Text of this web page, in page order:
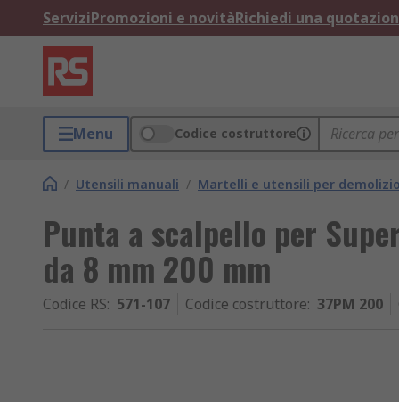
ServiziPromozioni e novitàRichiedi una
Menu Codice costruttore
/ Utensili manuali / Martelli e utensili per
Punta a scalpello per
da 8 mm 200 mm
Codice RS: 571-107 Codice costruttore: 37PM 200